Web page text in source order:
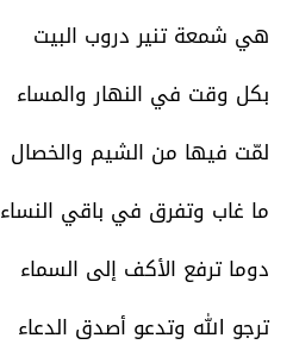
هي شمعة تنير دروب البيت
بكل وقت في النهار والمساء
لمّت فيها من الشيم والخصال
ما غاب وتفرق في باقي النساء
دوما ترفع الأكف إلى السماء
ترجو الله وتدعو أصدق الدعاء